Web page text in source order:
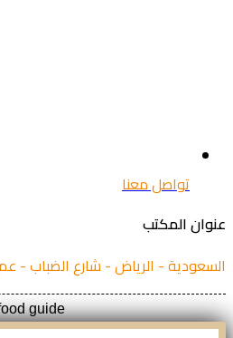
تواصل معنا
المكتب
- الرياض - شارع الضباب - عمارة
food guide